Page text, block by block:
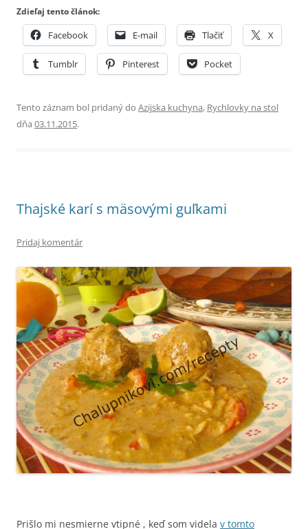
Zdieľaj tento článok:
Facebook E-mail Tlačiť X
Tumblr Pinterest Pocket
Tento záznam bol pridaný do Azijska kuchyna, Rychlovky na stol
dňa 03.11.2015.
Thajské karí s mäsovými guľkami
Pridaj komentár
Prišlo mi nesmierne vtipné , keď som videla v tomto